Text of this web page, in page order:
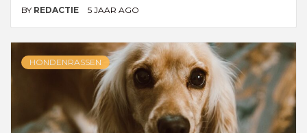
BY REDACTIE 5 JAAR AGO
HONDENRASSEN